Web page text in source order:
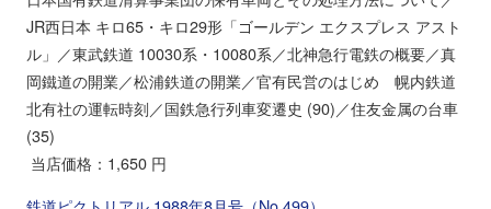
JR西日本 キロ65・キロ29形「ゴールデン エクスプレス アスト
ル」／東武鉄道 10030系・10080系／北神急行電鉄の概要／真
岡鐵道の開業／松浦鉄道の開業／官有民営のはじめ 幌内鉄道
北有社の運転時刻／国鉄急行列車変遷史 (90)／住友金属の台車
(35)
当店価格：1,650 円